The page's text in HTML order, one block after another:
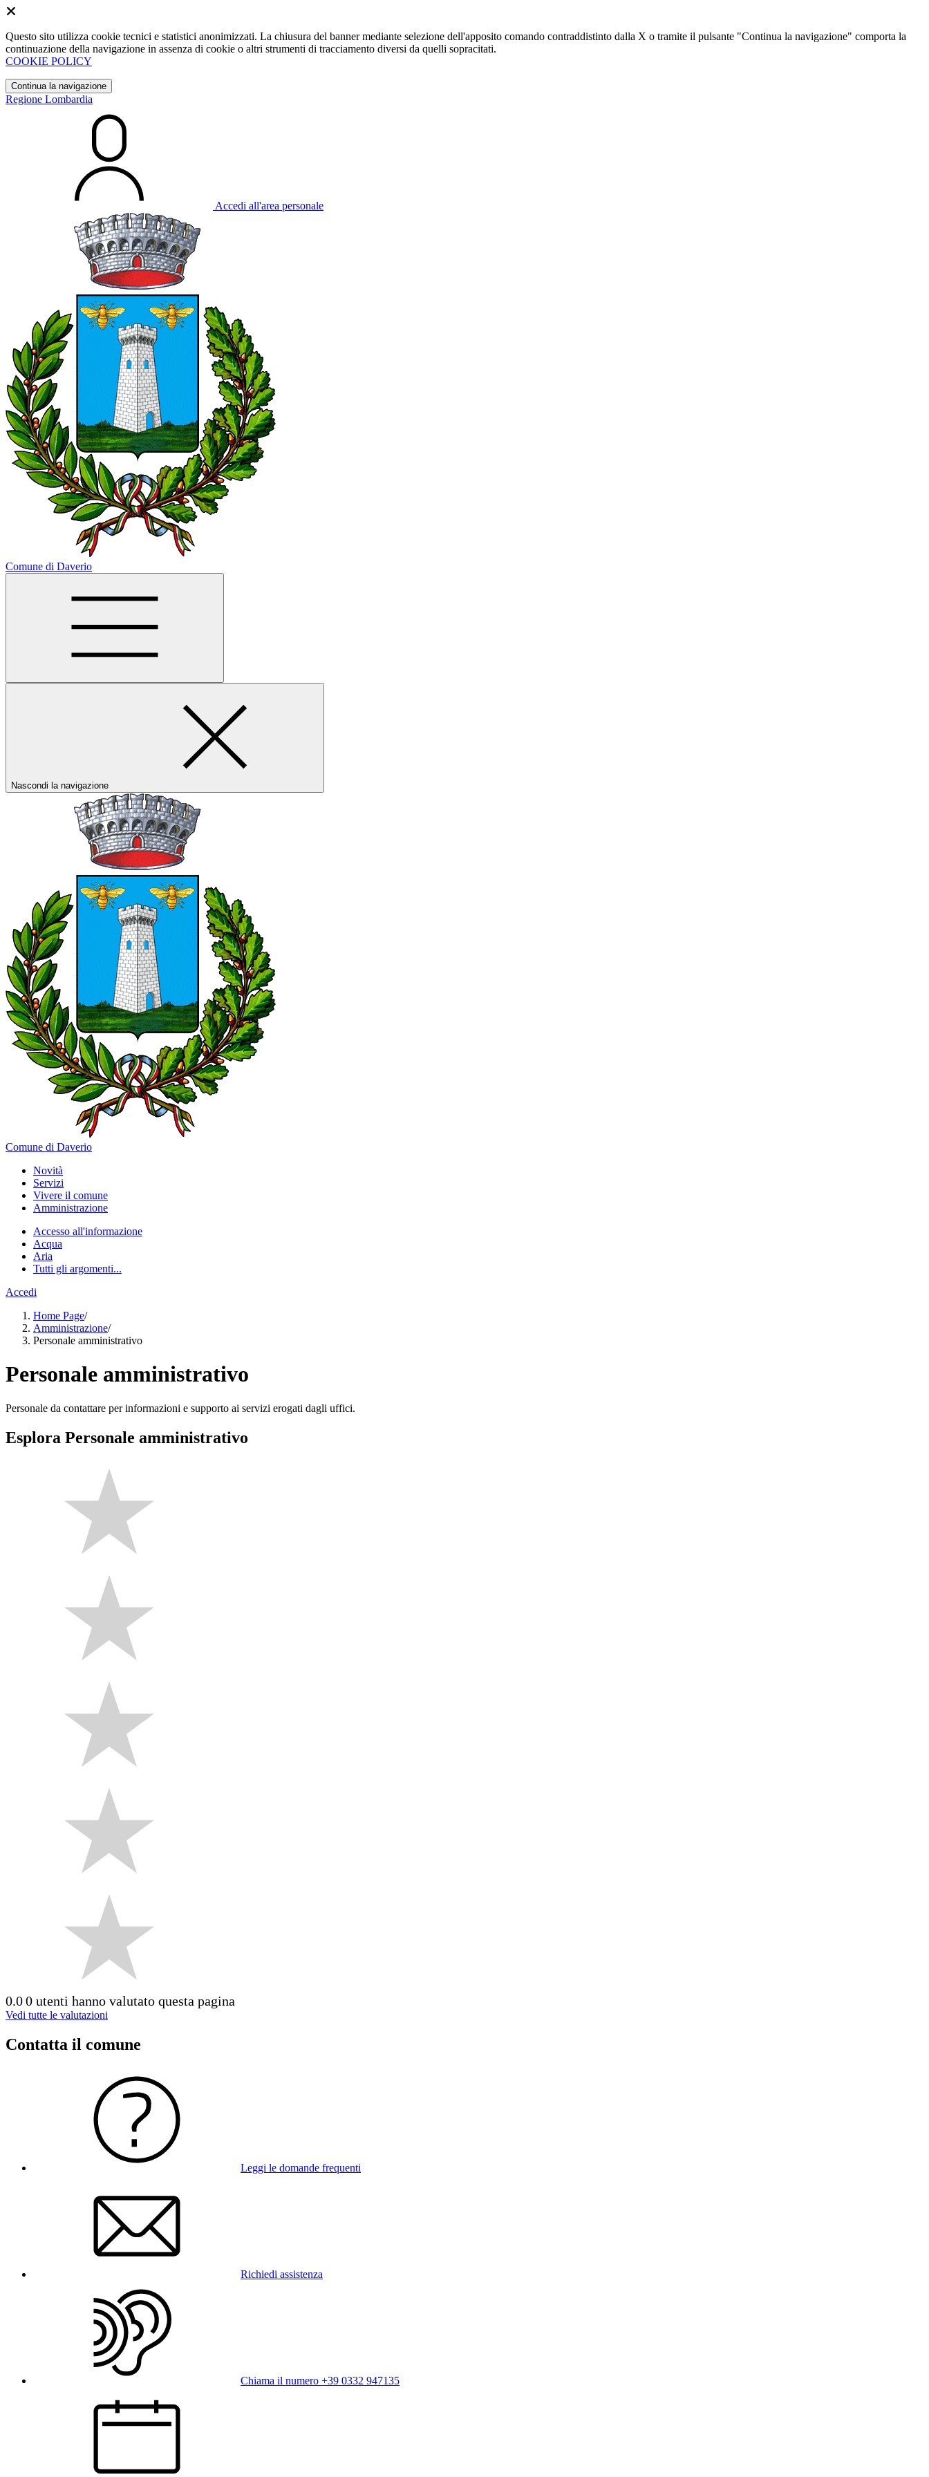
Questo sito utilizza cookie tecnici e statistici anonimizzati. La chiusura del banner mediante selezione dell'apposito comando contraddistinto dalla X o tramite il pulsante "Continua la navigazione" comporta la
continuazione della navigazione in assenza di cookie o altri strumenti di tracciamento diversi da quelli sopracitati.
COOKIE POLICY
Continua la navigazione
Regione Lombardia
Accedi all'area personale
Comune di Daverio
Nascondi la navigazione
Comune di Daverio
Novità
Servizi
Vivere il comune
Amministrazione
Accesso all'informazione
Acqua
Aria
Tutti gli argomenti...
Accedi
Home Page/
Amministrazione/
Personale amministrativo
Personale amministrativo
Personale da contattare per informazioni e supporto ai servizi erogati dagli uffici.
Esplora Personale amministrativo
0.00 utenti hanno valutato questa pagina
Vedi tutte le valutazioni
Contatta il comune
Leggi le domande frequenti
Richiedi assistenza
Chiama il numero +39 0332 947135